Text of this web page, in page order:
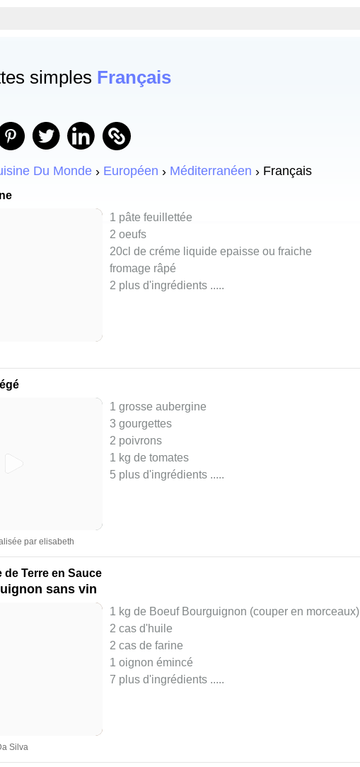
simples Français
Du Monde Européen Méditerranéen Français
1 pâte feuillettée
2 oeufs
20cl de créme liquide epaisse ou fraiche
fromage râpé
2 plus d'ingrédients .....
1 grosse aubergine
3 gourgettes
2 poivrons
1 kg de tomates
5 plus d'ingrédients ..
par elisabeth
de Terre en Sauce
sans vin
1 kg de Boeuf Bourguignon (couper en morceaux)
2 cas d'huile
2 cas de farine
1 oignon émincé
7 plus d'ingrédients .....
Silva